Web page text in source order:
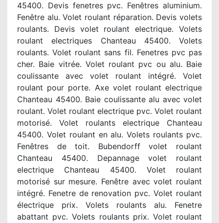
45400. Devis fenetres pvc. Fenêtres aluminium.
Fenêtre alu. Volet roulant réparation. Devis volets
roulants. Devis volet roulant electrique. Volets
roulant electriques Chanteau 45400. Volets
roulants. Volet roulant sans fil. Fenetres pvc pas
cher. Baie vitrée. Volet roulant pvc ou alu. Baie
coulissante avec volet roulant intégré. Volet
roulant pour porte. Axe volet roulant electrique
Chanteau 45400. Baie coulissante alu avec volet
roulant. Volet roulant electrique pvc. Volet roulant
motorisé. Volet roulants electrique Chanteau
45400. Volet roulant en alu. Volets roulants pvc.
Fenêtres de toit. Bubendorff volet roulant
Chanteau 45400. Depannage volet roulant
electrique Chanteau 45400. Volet roulant
motorisé sur mesure. Fenêtre avec volet roulant
intégré. Fenetre de renovation pvc. Volet roulant
électrique prix. Volets roulants alu. Fenetre
abattant pvc. Volets roulants prix. Volet roulant